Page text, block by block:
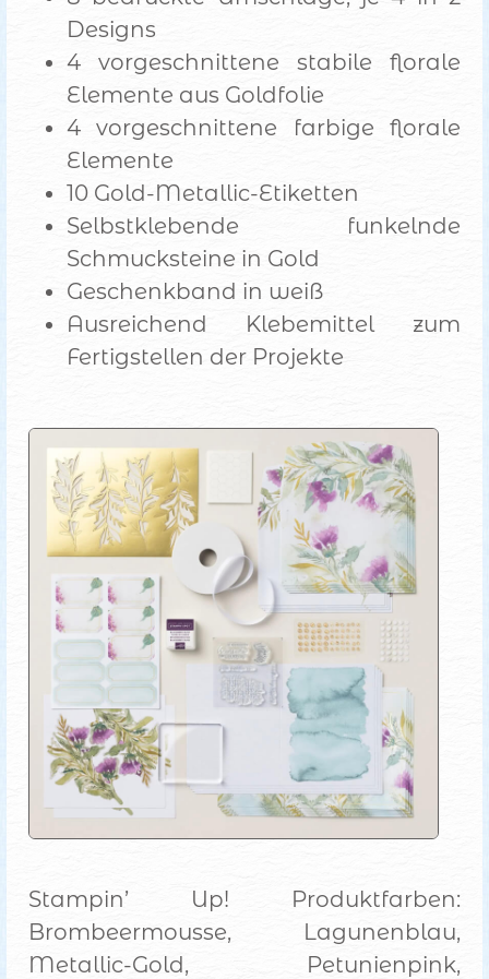
Designs
4 vorgeschnittene stabile florale
Elemente aus Goldfolie
4 vorgeschnittene farbige florale
Elemente
10 Gold-Metallic-Etiketten
Selbstklebende funkelnde
Schmucksteine in Gold
Geschenkband in weiß
Ausreichend Klebemittel zum
Fertigstellen der Projekte
Stampin’ Up! Produktfarben:
Brombeermousse, Lagunenblau,
Metallic-Gold, Petunienpink,